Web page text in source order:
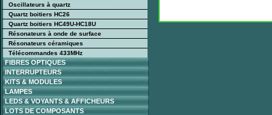
Oscillateurs à quartz
Quartz boitiers HC26
Quartz boitiers HC49U-HC18U
Résonateurs à onde de surface
Résonateurs céramiques
Télécommandes 433MHz
FIBRES OPTIQUES
INTERRUPTEURS
KITS & MODULES
LAMPES
LEDS & VOYANTS & AFFICHEURS
LOTS DE COMPOSANTS